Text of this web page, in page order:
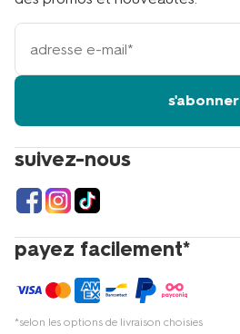
suivez-nous
payez facilement*
*selon les options de livraison choisies
votre
adresse
s'abonner